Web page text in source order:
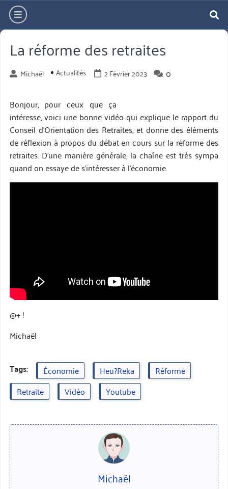
Aller
directement
au
contenu
hamburger
La réforme des retraites
Michaël Actualités 2 Février 2023 0
Bonjour, pour ceux que ça
intéresse, voici une bonne vidéo qui explique le rapport du
Conseil d’Orientation des Retraites, et donne des éléments
de réflexion à propos du débat en cours sur la réforme des
retraites. D’une manière générale, la chaîne est très sympa
quand on essaye de s’intéresser à l’économie.
@+ !
Michaël
Tags: Économie Heu?reka
Réforme
Retraite
Vidéo Youtube
Michaël